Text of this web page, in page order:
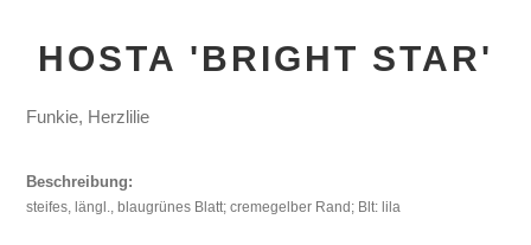
HOSTA 'BRIGHT STAR'
Funkie, Herzlilie
Beschreibung:
steifes, längl., blaugrünes Blatt; cremegelber Rand; Blt: lila